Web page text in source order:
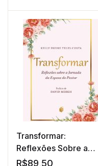
Transformar:
Reflexões Sobre a
Jornada da Esposa do
R$89,50